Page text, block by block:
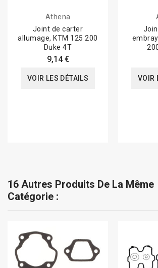
Athena
Joint de carter
allumage, KTM 125 200
Duke 4T
9,14 €
VOIR LES DÉTAILS VOIR
16 Autres Produits De La Même
Catégorie :